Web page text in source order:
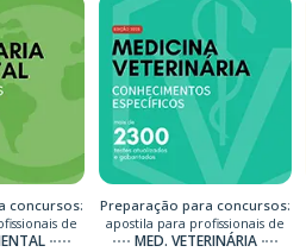
concursos:
de
Preparação para concursos:
apostila para profissionais de
MED. VETERINÁRIA